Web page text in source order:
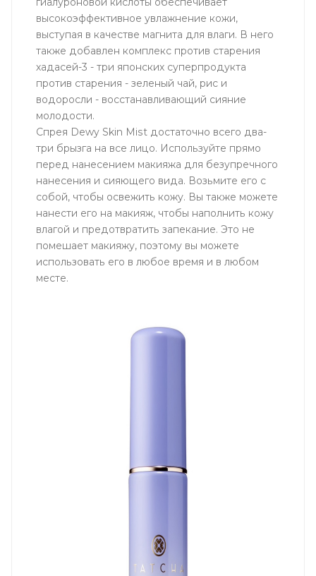
высокоэффективное увлажнение кожи,
выступая в качестве магнита для влаги. В него
также добавлен комплекс против старения
хадасей-3 - три японских суперпродукта
против старения - зеленый чай, рис и
водоросли - восстанавливающий сияние
молодости.
Спрея Dewy Skin Mist достаточно всего два-
три брызга на все лицо. Используйте прямо
перед нанесением макияжа для безупречного
нанесения и сияющего вида. Возьмите его с
собой, чтобы освежить кожу. Вы также можете
нанести его на макияж, чтобы наполнить кожу
влагой и предотвратить запекание. Это не
помешает макияжу, поэтому вы можете
использовать его в любое время и в любом
месте.